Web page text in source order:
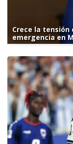
Crece la tensión
emergencia en